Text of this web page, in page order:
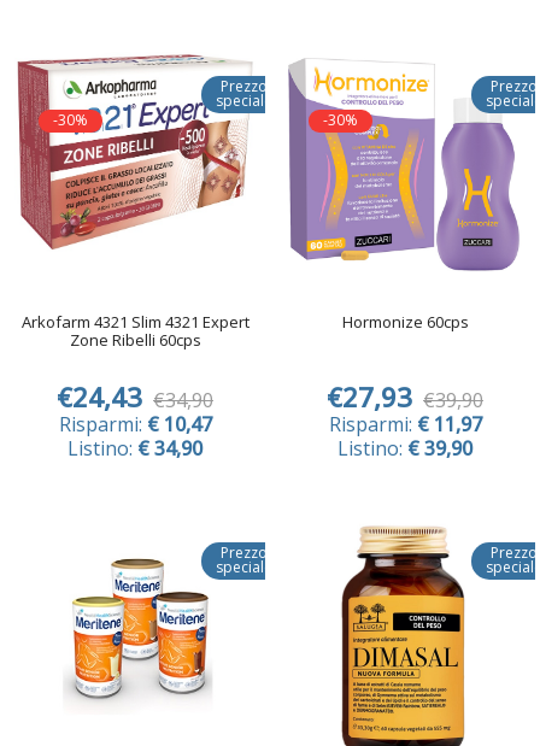
Prezzo
speciale
-30%
Arkofarm 4321 Slim 4321 Expert
Zone Ribelli 60cps
€24,43 €34,90
Risparmi: € 10,47
Listino: € 34,90
Prezzo
-30%
Hormonize 60cps
€27,93 €39,90
Risparmi: € 11,97
Listino: € 39,90
Prezzo
speciale
Prezzo